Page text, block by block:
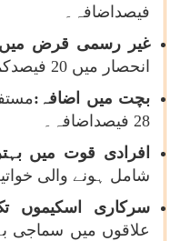
فیصداضافہ۔
غیر رسمی قرض
انحصار میں 20 فیصدکمی۔
بچت میں اضافہ:
28 فیصداضافہ۔
افرادی قوت میں
شامل ہونے والی خواتین کا
سرکاری اسکیموں
علاقوں میں سماجی